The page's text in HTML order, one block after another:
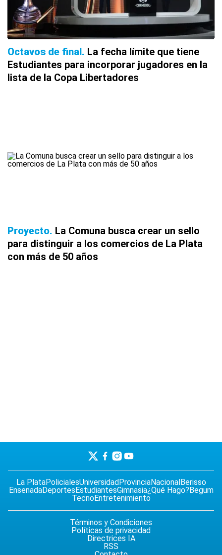
Octavos de final La fecha límite que tiene
Estudiantes para incorporar jugadores en la
lista de la Copa Libertadores
Proyecto La Comuna busca crear un sello
para distinguir a los comercios de La Plata
con más de 50 años
La PlataPolicialesUniversidadProvinciaNacionalBerisso
EnsenadaDeportesEstudiantesGimnasia¿Qué Hago?Begum
TecnoEntretenimiento
Términos y Condiciones
Políticas de privacidad
Directrices IA
RSS